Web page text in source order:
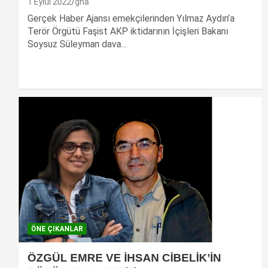
Gerçek Haber Ajansı emekçilerinden Yılmaz Aydın’a
Terör Örgütü Faşist AKP iktidarının İçişleri Bakanı
Soysuz Süleyman dava…
ÖNE ÇIKANLAR
ÖZGÜL EMRE VE İHSAN CİBELİK’İN